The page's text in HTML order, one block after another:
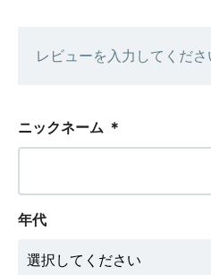
レビューを入力してくださ
ニックネーム ＊
年代